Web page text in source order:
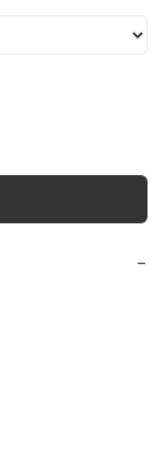
−